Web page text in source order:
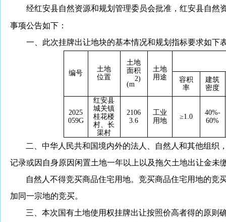
经红安县自然资源和规划管理委员会批准，红安县自然
事项公告如下：
一、 此次挂牌出让地块的基本情况和规划指标要求如下
编号
土地
位置
土地
面积
(m
2)
土地
用途
容积
率
建筑
密度
2025
059G
红安县
城关镇
桂花楼
村、长
渠村
2106
3.6
工业
用地
≥1.0
40%-
60%
二、中华人民共和国境内外的法人、自然人和其他组织
记录或因自身原因闲置土地一年以上以及拖欠土地出让金未
自然人不得竞买商品住宅用地。竞买商品住宅用地的
加同一宗地的竞买。
三、本次国有土地使用权挂牌出让按照价高者得的原则